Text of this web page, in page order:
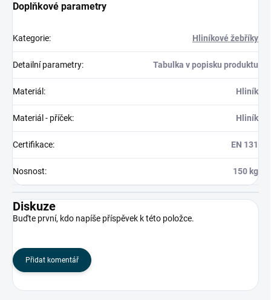
Doplňkové parametry
Kategorie: Hliníkové žebříky
Detailní parametry: Tabulka v popisku produktu
Materiál : Hliník
Materiál - příček: Hliník
Certifikace: EN 131
Nosnost: 150 kg
Diskuze
Buďte první, kdo napíše příspěvek k této položce.
Přidat komentář